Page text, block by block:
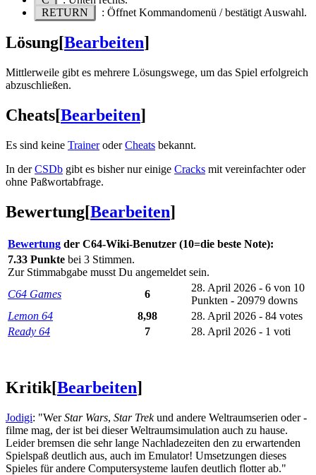
RETURN
: Öffnet Kommandomenü / bestätigt Auswahl.
Lösung[Bearbeiten]
Mittlerweile gibt es mehrere Lösungswege, um das Spiel erfolgreich
abzuschließen.
Cheats[Bearbeiten]
Es sind keine TraineroderCheats bekannt.
In derCSDb gibt es bisher nur einige Cracks mit vereinfachter oder
ohne Paßwortabfrage.
Bewertung[Bearbeiten]
Bewertung der C64-Wiki-Benutzer (10=die beste Note):
7.33 Punkte bei 3 Stimmen.
Zur Stimmabgabe musst Du angemeldet sein.
C64 Games
6
28. April 2026 - 6 von 10
Punkten - 20979 downs
Lemon 64
8,98
28. April 2026 - 84 votes
Ready 64
7 28. April 2026 - 1 voti
Kritik[Bearbeiten]
Jodigi: "WerStar Wars, Star Trekund andere Weltraumserien oder -
filme mag, der ist bei dieser Weltraumsimulation auch zu hause.
Leider bremsen die sehr lange Nachladezeiten den zu erwartenden
Spielspaß deutlich aus, auch im Emulator! Umsetzungen dieses
Spieles für andere Computersysteme laufen deutlich flotter ab."